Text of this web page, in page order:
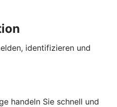
identifizieren und
handeln Sie schnell und